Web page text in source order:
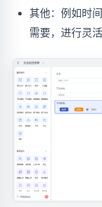
其他：例如时
需要，进行灵活